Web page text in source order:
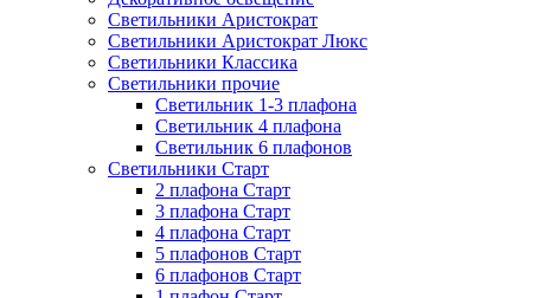
Светильники Аристократ
Светильники Аристократ Люкс
Светильники Классика
Светильники прочие
Светильник 1-3 плафона
Светильник 4 плафона
Светильник 6 плафонов
Светильники Старт
2 плафона Старт
3 плафона Старт
4 плафона Старт
5 плафонов Старт
6 плафонов Старт